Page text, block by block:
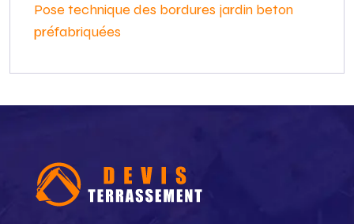
Pose technique des bordures jardin beton
préfabriquées